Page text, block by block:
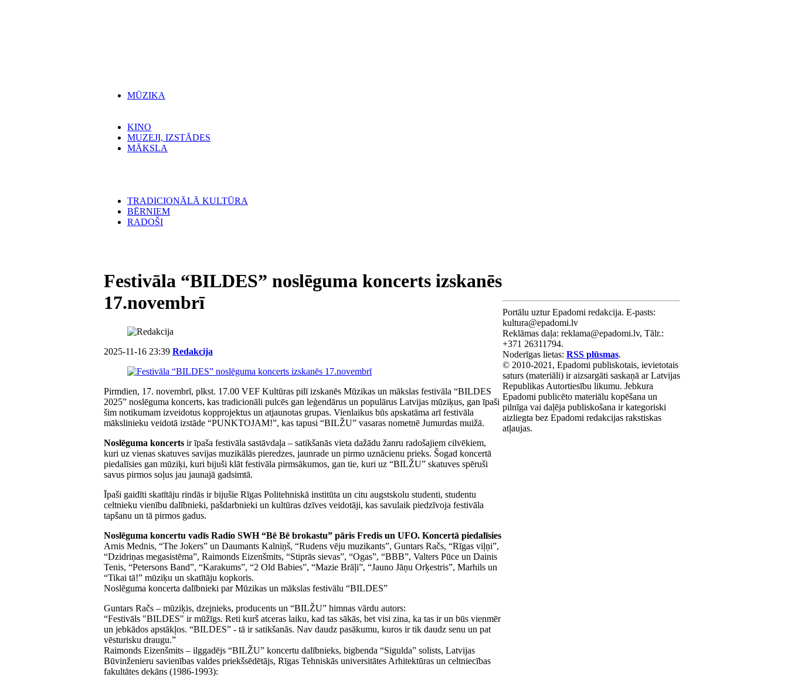
MŪZIKA
KINO
MUZEJI, IZSTĀDES
MĀKSLA
TRADICIONĀLĀ KULTŪRA
BĒRNIEM
RADOŠI
Festivāla “BILDES” noslēguma koncerts izskanēs
17.novembrī
2025-11-16 23:39 Redakcija
Pirmdien, 17. novembrī, plkst. 17.00 VEF Kultūras pilī izskanēs Mūzikas un mākslas festivāla “BILDES
2025” noslēguma koncerts, kas tradicionāli pulcēs gan leģendārus un populārus Latvijas mūziķus, gan īpaši
šim notikumam izveidotus kopprojektus un atjaunotas grupas. Vienlaikus būs apskatāma arī festivāla
mākslinieku veidotā izstāde “PUNKTOJAM!”, kas tapusi “BILŽU” vasaras nometnē Jumurdas muižā.
Noslēguma koncerts ir īpaša festivāla sastāvdaļa – satikšanās vieta dažādu žanru radošajiem cilvēkiem,
kuri uz vienas skatuves savijas muzikālās pieredzes, jaunrade un pirmo uznācienu prieks. Šogad koncertā
piedalīsies gan mūziķi, kuri bijuši klāt festivāla pirmsākumos, gan tie, kuri uz “BILŽU” skatuves spēruši
savus pirmos soļus jau jaunajā gadsimtā.
Īpaši gaidīti skatītāju rindās ir bijušie Rīgas Politehniskā institūta un citu augstskolu studenti, studentu
celtnieku vienību dalībnieki, pašdarbnieki un kultūras dzīves veidotāji, kas savulaik piedzīvoja festivāla
tapšanu un tā pirmos gadus.
Noslēguma koncertu vadīs Radio SWH “Bē Bē brokastu” pāris Fredis un UFO. Koncertā piedalīsies
Arnis Mednis, “The Jokers” un Daumants Kalniņš, “Rudens vēju muzikants”, Guntars Račs, “Rīgas viļņi”,
“Dzidriņas megasistēma”, Raimonds Eizenšmits, “Stiprās sievas”, “Ogas”, “BBB”, Valters Pūce un Dainis
Tenis, “Petersons Band”, “Karakums”, “2 Old Babies”, “Mazie Brāļi”, “Jauno Jāņu Orķestris”, Marhils un
“Tikai tā!” mūziķu un skatītāju kopkoris.
Noslēguma koncerta dalībnieki par Mūzikas un mākslas festivālu “BILDES”
Guntars Račs – mūziķis, dzejnieks, producents un “BILŽU” himnas vārdu autors:
“Festivāls "BILDES" ir mūžīgs. Reti kurš atceras laiku, kad tas sākās, bet visi zina, ka tas ir un būs vienmēr
un jebkādos apstākļos. “BILDES” - tā ir satikšanās. Nav daudz pasākumu, kuros ir tik daudz senu un pat
vēsturisku draugu.”
Raimonds Eizenšmits – ilggadējs “BILŽU” koncertu dalībnieks, bigbenda “Sigulda” solists, Latvijas
Būvinženieru savienības valdes priekšsēdētājs, Rīgas Tehniskās universitātes Arhitektūras un celtniecības
fakultātes dekāns (1986-1993):
Portālu uztur Epadomi redakcija. E-pasts:
kultura@epadomi.lv
Reklāmas daļa: reklama@epadomi.lv, Tālr.:
+371 26311794.
Noderīgas lietas: RSS plūsmas.
© 2010-2021, Epadomi publiskotais, ievietotais
saturs (materiāli) ir aizsargāti saskaņā ar Latvijas
Republikas Autortiesību likumu. Jebkura
Epadomi publicēto materiālu kopēšana un
pilnīga vai daļēja publiskošana ir kategoriski
aizliegta bez Epadomi redakcijas rakstiskas
atļaujas.